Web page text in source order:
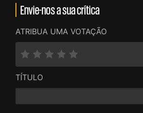
/>Mas são males menores. Não
no grande écran, e com som à
que se faz a si próprio.
Envie-nos a sua crítica
ATRIBUA UMA VOTAÇÃO
TÍTULO